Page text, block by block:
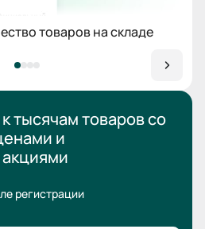
товаров на складе
тысячам товаровсо
и
регистрации